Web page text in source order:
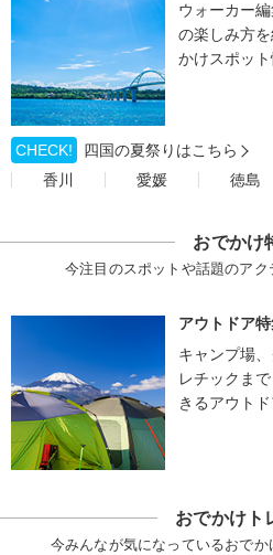
ウォーカー
の楽しみ方
かけスポット
CHECK!
四国の夏祭りはこちら
香川
愛媛 徳島
おでかけ
今注目のスポットや話題のア
アウトドア
キャンプ場
レチックま
きるアウト
おでかけト
今みんなが気になっているおでか